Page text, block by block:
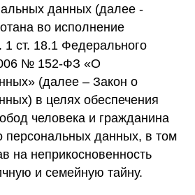
данных (далее -
во исполнение
1 ст. 18.1 Федерального
№ 152-ФЗ «О
(далее – Закон о
в целях обеспечения
человека и гражданина
персональных данных, в том
на неприкосновенность
и семейную тайну.